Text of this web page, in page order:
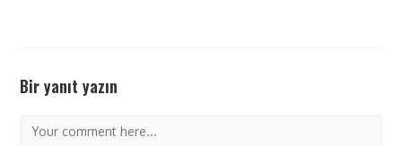
Bir yanıt yazın